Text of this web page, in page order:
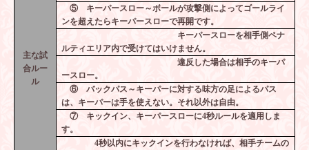
主な試
合ルー
ル
⑤ キーパースロー～ボールが攻撃側によってゴールライ
ンを超えたらキーパースローで再開です。
キーパースローを相手側ペナ
ルティエリア内で受けてはいけません。
違反した場合は相手のキーパ
ースロー。
⑥ バックパス～キーパーに対する味方の足によるパス
は、キーパーは手を使えない。それ以外は自由。
⑦ キックイン、キーパースローに4秒ルールを適用しま
す。
4秒以内にキックインを行わなければ、相手チームの